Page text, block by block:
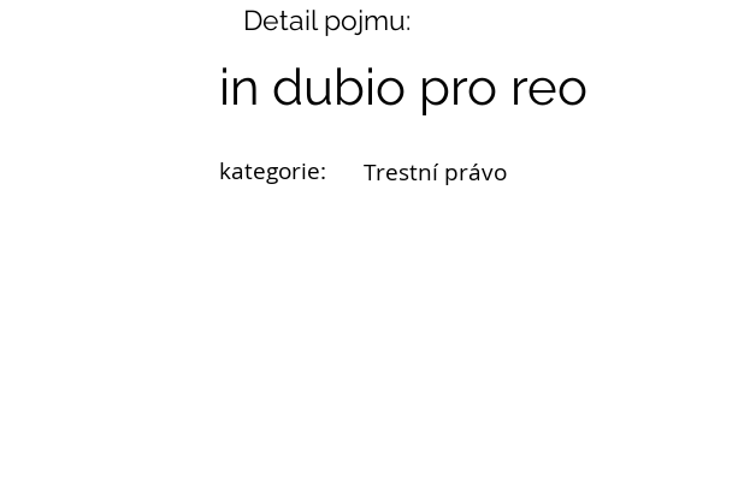
Detail pojmu:
in dubio pro reo
kategorie: Trestní právo